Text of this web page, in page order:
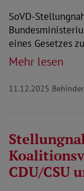
SoVD-
eines Gesetzes
Mehr lesen
11.12.2025
CDU/CSU